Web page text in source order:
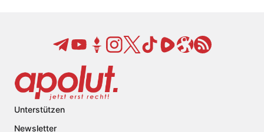
Unterstützen
Newsletter